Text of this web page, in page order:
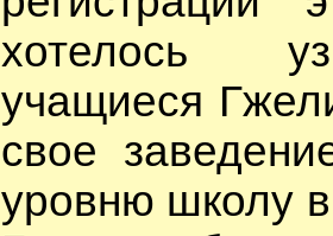
хотелось
учащиеся
свое
уровню школу